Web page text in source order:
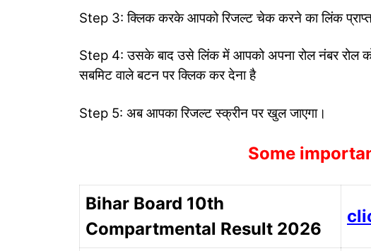
Step 3: क्लिक करके आपको रिजल्ट चेक करने का लिंक
Step 4: उसके बाद उसे लिंक में आपको अपना रोल नंबर रोल
सबमिट वाले बटन पर क्लिक कर देना है
Step 5: अब आपका रिजल्ट स्क्रीन पर खुल जाएगा।
Some
Bihar Board 10th
Compartmental Result 2026